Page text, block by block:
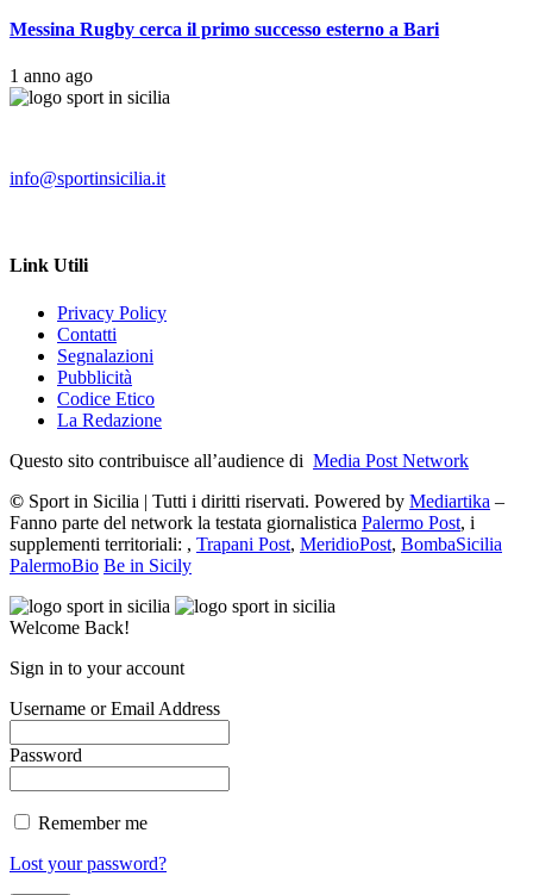
Messina Rugby cerca il primo successo esterno a Bari
1 anno ago
info@sportinsicilia.it
Link Utili
Privacy Policy
Contatti
Segnalazioni
Pubblicità
Codice Etico
La Redazione
Questo sito contribuisce all’audience di Media Post Network
© Sport in Sicilia | Tutti i diritti riservati. Powered by Mediartika –
Fanno parte del network la testata giornalistica Palermo Post, i
supplementi territoriali: , Trapani Post, MeridioPost, BombaSicilia
PalermoBio Be in Sicily
Welcome Back!
Sign in to your account
Username or Email Address
Password
Remember me
Lost your password?